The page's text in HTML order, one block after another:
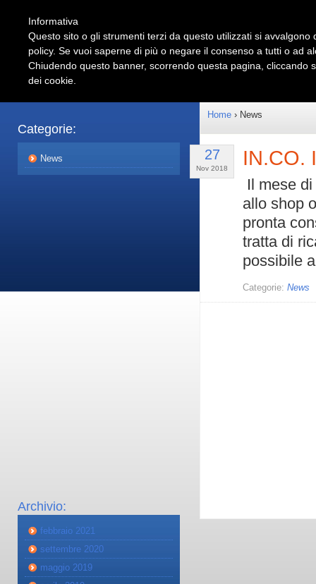
Shop
Automotive
Categorie:
News
Archivio:
febbraio 2021
settembre 2020
maggio 2019
Home › News
IN.CO.
27
Nov 2018
Il mese
allo shop
pronta
tratta di
possibile
Categorie: News
Informativa
Questo sito o gli strumenti terzi da questo utilizzati si
policy. Se vuoi saperne di più o negare il consenso a tutti o ad
Chiudendo questo banner, scorrendo questa pagina, cliccando
dei cookie.